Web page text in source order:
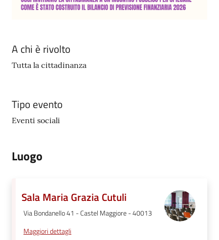
A chi è rivolto
Tutta la cittadinanza
Tipo evento
Eventi sociali
Luogo
Sala Maria Grazia Cutuli
Via Bondanello 41 - Castel Maggiore - 40013
Maggiori dettagli